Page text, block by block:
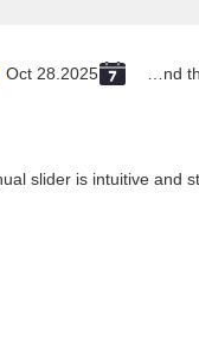
Oct 28.2025
slider is intuitive and